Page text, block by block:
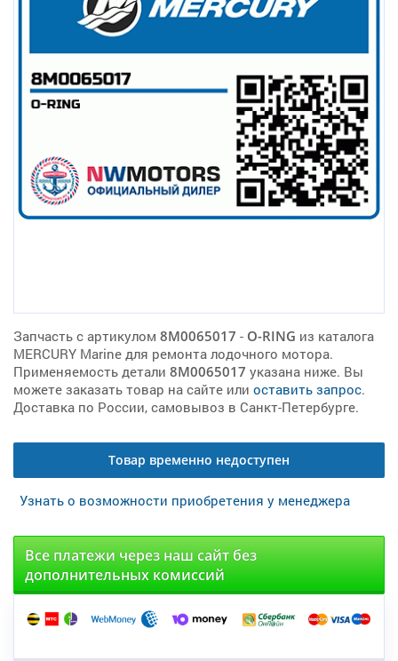
Запчасть с артикулом 8M0065017 - O-RING из каталога
MERCURY Marine для ремонта лодочного мотора.
Применяемость детали 8M0065017 указана ниже. Вы
можете заказать товар на сайте или оставить запрос.
Доставка по России, самовывоз в Санкт-Петербурге.
Товар временно недоступен
Узнать о возможности приобретения у менеджера
Все платежи через наш сайт без
дополнительных комиссий